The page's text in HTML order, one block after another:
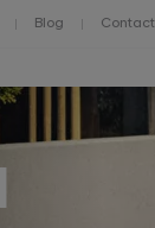
Blog Contact